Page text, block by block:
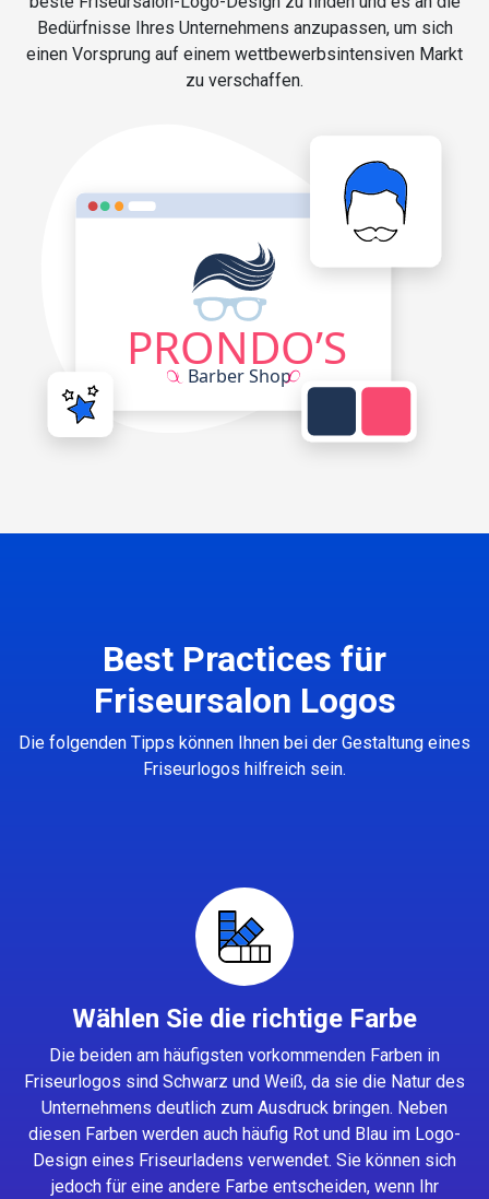
Bedürfnisse Ihres Unternehmens anzupassen, um sich
einen Vorsprung auf einem wettbewerbsintensiven Markt
zu verschaffen.
Best Practices für
Friseursalon Logos
Die folgenden Tipps können Ihnen bei der Gestaltung eines
Friseurlogos hilfreich sein.
Wählen Sie die richtige Farbe
Die beiden am häufigsten vorkommenden Farben in
Friseurlogos sind Schwarz und Weiß, da sie die Natur des
Unternehmens deutlich zum Ausdruck bringen. Neben
diesen Farben werden auch häufig Rot und Blau im Logo-
Design eines Friseurladens verwendet. Sie können sich
jedoch für eine andere Farbe entscheiden, wenn Ihr